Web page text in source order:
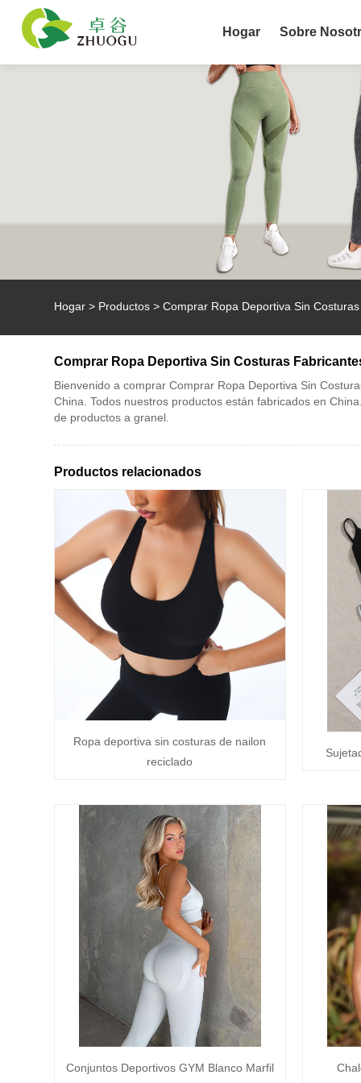
Hogar Sobre
Hogar > Productos > Comprar Ropa Deportiva Sin Costuras
Comprar Ropa Deportiva Sin Costuras
Bienvenido a comprar Comprar Ropa Deportiva Sin
China. Todos nuestros productos están fabricados en
de productos a granel.
Productos relacionados
Ropa deportiva sin costuras de nailon
reciclado
Conjuntos Deportivos GYM Blanco Marfil